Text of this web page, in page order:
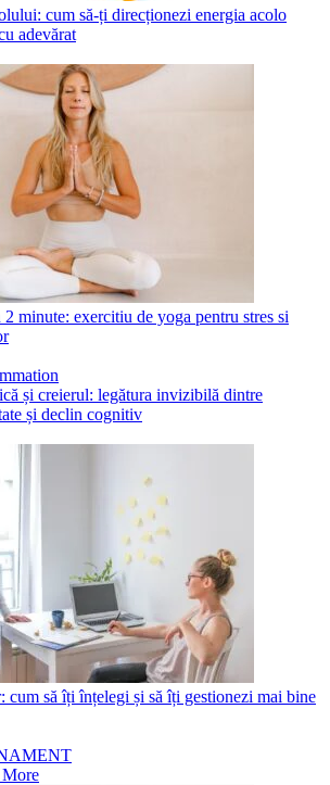
cum să-ți direcționezi energia acolo
adevărat
2 minute: exercitiu de yoga pentru stres si
și creierul: legătura invizibilă dintre
și declin cognitiv
cum să îți înțelegi și să îți gestionezi mai bine